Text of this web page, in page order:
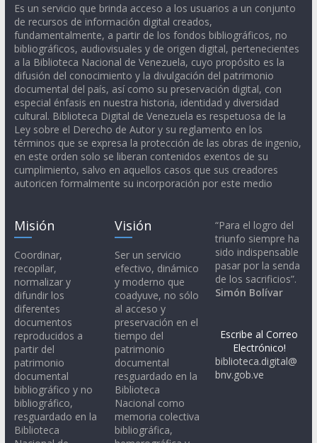
Es un servicio que brinda acceso a los usuarios a un conjunto
de recursos de información digital creados,
fundamentalmente, a partir de los fondos bibliográficos, no
bibliográficos, audiovisuales y de origen digital, pertenecientes
a la Biblioteca Nacional de Venezuela, cuyo propósito es la
difusión del conocimiento y la divulgación del patrimonio
documental del país, así como su preservación digital, con
especial énfasis en nuestra historia, identidad y diversidad
cultural. Biblioteca Digital de Venezuela es respetuosa de la
Ley sobre el Derecho de Autor y su reglamento en los
términos que se expresa la protección de las obras de ingenio,
en este orden solo se liberan contenidos exentos de su
cumplimiento, salvo en aquellos casos que sus creadores
autoricen formalmente su incorporación por este medio
Misión
Coordinar,
recopilar,
normalizar y
difundir los
diferentes
documentos
reproducidos a
partir del
patrimonio
documental
bibliográfico y no
bibliográfico,
resguardado en la
Biblioteca
Visión
Ser un servicio
efectivo, dinámico
y moderno que
coadyuve, no sólo
al acceso y
preservación en el
tiempo del
patrimonio
documental
resguardado en la
Biblioteca
Nacional como
memoria colectiva
bibliográfica,
“Para el logro del
triunfo siempre ha
sido indispensable
pasar por la senda
de los sacrificios”.
Simón Bolívar
Escribe al Correo
Electrónico!
biblioteca.digital@
bnv.gob.ve